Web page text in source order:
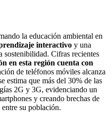
la educación ambiental en
interactivo y una
sostenibilidad. Cifras recientes
en esta región cuenta con
de teléfonos móviles alcanza
estima que más del 30% de las
2G y 3G, evidenciando un
y creando brechas de
su población.